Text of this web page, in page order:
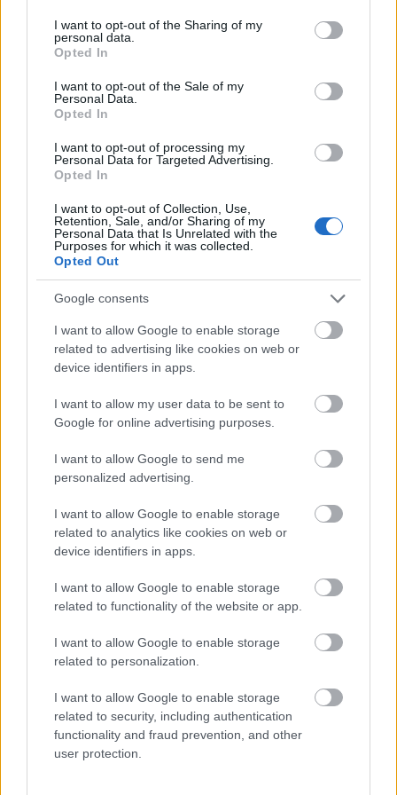
not limited to your visit or usage behaviour. You may click to
grant or deny consent to Google and its third-party tags to
use your data for below specified purposes in below Google
consent section.
I want to opt-out of the Sharing of my
personal data.
Opted In
I want to opt-out of the Sale of my
Personal Data.
Opted In
I want to opt-out of processing my
Personal Data for Targeted Advertising.
Opted In
I want to opt-out of Collection, Use,
Retention, Sale, and/or Sharing of my
Personal Data that Is Unrelated with the
Purposes for which it was collected.
Opted Out
Google consents
I want to allow Google to enable storage
related to advertising like cookies on web or
device identifiers in apps.
I want to allow my user data to be sent to
Google for online advertising purposes.
I want to allow Google to send me
personalized advertising.
I want to allow Google to enable storage
related to analytics like cookies on web or
device identifiers in apps.
I want to allow Google to enable storage
related to functionality of the website or app.
I want to allow Google to enable storage
related to personalization.
I want to allow Google to enable storage
related to security, including authentication
functionality and fraud prevention, and other
user protection.
tudtam annyira rajongani, mint a könyv olvasatakor,
és köszönhető mindez a komplex, de mégis teljesen
egyszerű történetvezetésnek, a tökéletes stílusnak,
amely egyszerre thriller (ez a techno-thriller kifejezés
nekem furcsa), akció, kaland és csipetnyi dráma.
Persze, mindenkinek könnyű dolga lenne, ha
elárulnám a szakértői jelentés lényegét, de azt már
nem, ahhoz el kell jutni a könyv harmadáig.
a frász is lesz a kongói dzsungelben, mi köze
mindehhez a katonáknak, és hogy a fenébe jön a
képbe az USA elnöke, és egy japán egyetemista.
Olyan jól szórakoztam, hogy minden kialvatlan
napot megért a könyv, és persze folyamatosan
információhoz jutottam biológia, történelem,
orvostudomány, szociológia, kultúrantropológia stb.
témában.
A legnagyobb rajongásomat a könyv címének a
történetben található többszöri felbukkanása
váltotta ki. Nem akarok árulkodni, de a könyv
valójában tényleg a népírtás(ok)ról szól. Az olvasó
valójában kellemetlenül érzi magát, és a
rajongásom is csak annak tudható be, hogy
mennyire zseniálisan kólintja fejbe Takano a
társadalmat és történelmünket, ami nem áll
folyamatos háborúskodásból. A szerző nem hagy
kétséget afelől, hogy az emberiség problémái
elméletének.
részeket, sőt, kissé az irigység is elfogott, és szívem
szerint azonnal beiratkoznék antropológia szakra....
A Genocide olvasásával akár véget is érhetett volna